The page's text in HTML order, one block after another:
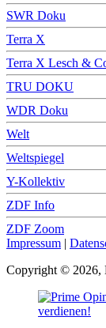
SWR Doku
Terra X
Terra X Lesch &
TRU DOKU
WDR Doku
Welt
Weltspiegel
Y-Kollektiv
ZDF Info
ZDF Zoom
Impressum |
Copyright © 2026,